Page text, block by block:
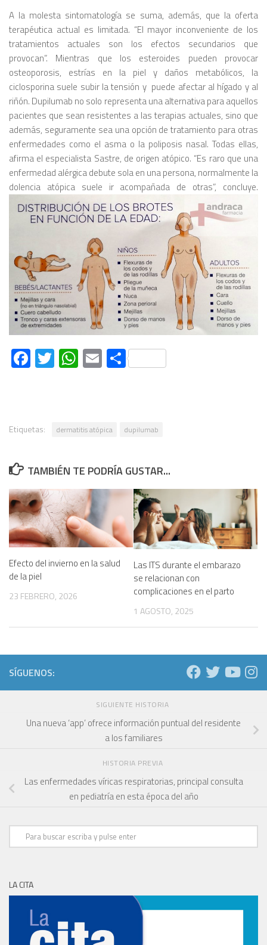
A la molesta sintomatología se suma, además, que la oferta
terapéutica actual es limitada. “El mayor inconveniente de los
tratamientos actuales son los efectos secundarios que
provocan”. Mientras que los esteroides pueden provocar
osteoporosis, estrías en la piel y daños metabólicos, la
ciclosporina suele subir la tensión y puede afectar al hígado y al
riñón. Dupilumab no solo representa una alternativa para aquellos
pacientes que sean resistentes a las terapias actuales, sino que
además, seguramente sea una opción de tratamiento para otras
enfermedades como el asma o la poliposis nasal. Todas ellas,
afirma el especialista Sastre, de origen atópico. “Es raro que una
enfermedad alérgica debute sola en una persona, normalmente la
dolencia atópica suele ir acompañada de otras”, concluye.
Facebook
Twitter
WhatsApp
EmailCompartir
Etiquetas: dermatitis atópica dupilumab
TAMBIÉN TE PODRÍA GUSTAR...
Efecto del invierno en la salud
de la piel
23 FEBRERO, 2026
Las ITS durante el embarazo
se relacionan con
complicaciones en el parto
1 AGOSTO, 2025
SÍGUENOS:
SIGUIENTE HISTORIA
Una nueva ‘app’ ofrece información puntual del residente
a los familiares
HISTORIA PREVIA
Las enfermedades víricas respiratorias, principal consulta
en pediatría en esta época del año
LA CITA